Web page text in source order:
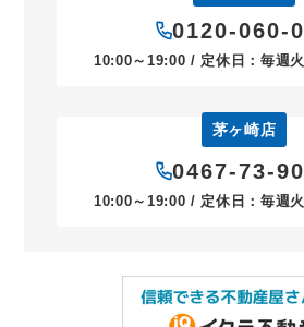
0120-060-
10:00～19:00 / 定休日：毎週
茅ヶ崎店
0467-73-
10:00～19:00 / 定休日：毎週